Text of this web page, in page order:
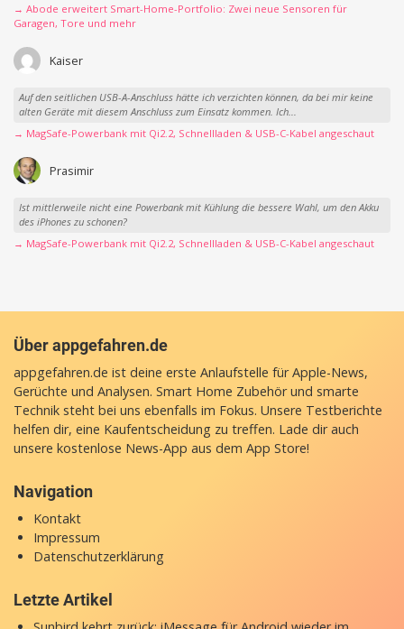
→ Abode erweitert Smart-Home-Portfolio: Zwei neue Sensoren für
Garagen, Tore und mehr
Kaiser
Auf den seitlichen USB-A-Anschluss hätte ich verzichten können, da bei mir keine
alten Geräte mit diesem Anschluss zum Einsatz kommen. Ich...
→ MagSafe-Powerbank mit Qi2.2, Schnellladen & USB-C-Kabel angeschaut
Prasimir
Ist mittlerweile nicht eine Powerbank mit Kühlung die bessere Wahl, um den Akku
des iPhones zu schonen?
→ MagSafe-Powerbank mit Qi2.2, Schnellladen & USB-C-Kabel angeschaut
Über appgefahren.de
appgefahren.de ist deine erste Anlaufstelle für Apple-News,
Gerüchte und Analysen. Smart Home Zubehör und smarte
Technik steht bei uns ebenfalls im Fokus. Unsere Testberichte
helfen dir, eine Kaufentscheidung zu treffen. Lade dir auch
unsere kostenlose News-App aus dem App Store!
Navigation
Kontakt
Impressum
Datenschutzerklärung
Letzte Artikel